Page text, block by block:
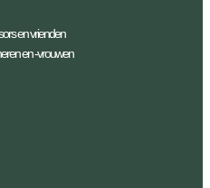
en vrienden
en -vrouwen